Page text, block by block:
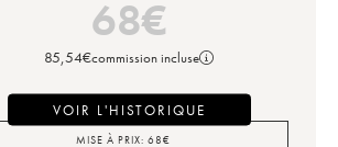
68€
85,54€commission incluse
VOIR L'HISTORIQUE
MISE À PRIX: 68€